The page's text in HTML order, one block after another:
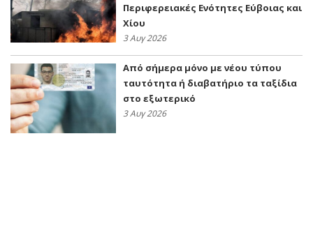
Περιφερειακές Ενότητες Εύβοιας και
Χίου
3 Αυγ 2026
Από σήμερα μόνο με νέου τύπου
ταυτότητα ή διαβατήριο τα ταξίδια
στο εξωτερικό
3 Αυγ 2026